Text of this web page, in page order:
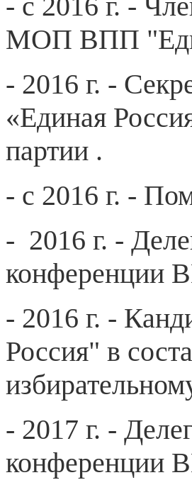
МОП ВПП
- 2016 г. -
«Единая
партии .
- с 2016 г. -
- 2016 г. -
конференции
- 2016 г. -
Россия" в
- 2017 г. -
конференции